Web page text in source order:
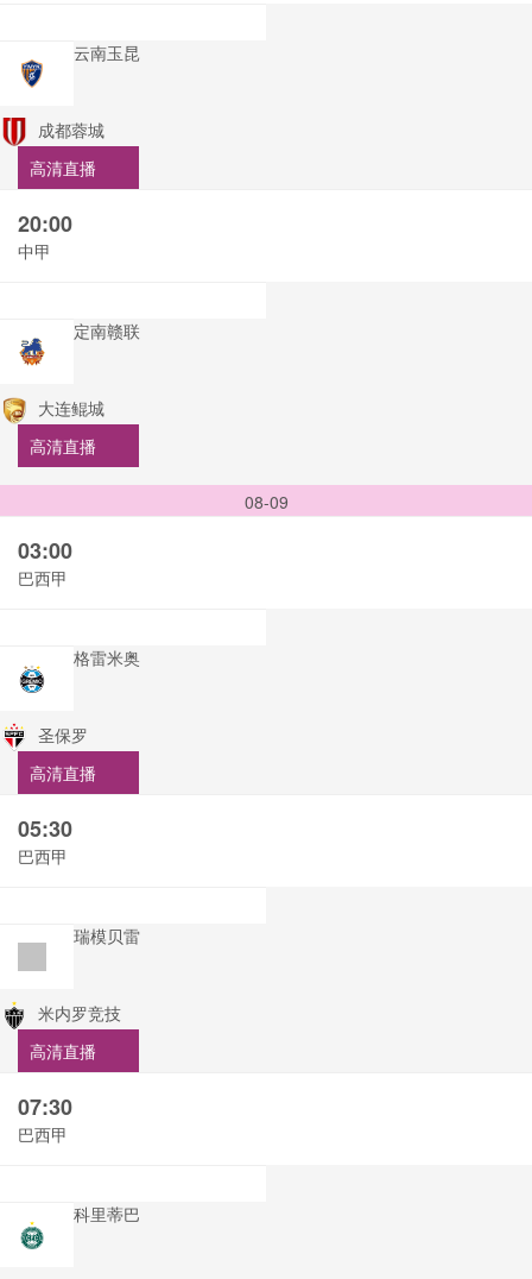
云南玉昆
成都蓉城
高清直播
20:00
中甲
定南赣联
大连鲲城
高清直播
08-09
03:00
巴西甲
格雷米奥
圣保罗
高清直播
05:30
巴西甲
瑞模贝雷
米内罗竞技
高清直播
07:30
巴西甲
科里蒂巴